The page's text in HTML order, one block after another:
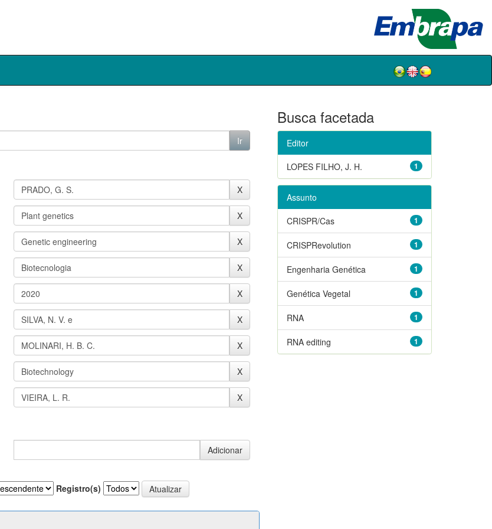
Registro(s)
Busca facetada
Editor
1
LOPES FILHO, J. H.
Assunto
1
CRISPR/Cas
1
CRISPRevolution
1
Engenharia Genética
1
Genética Vegetal
1
RNA
1
RNA editing